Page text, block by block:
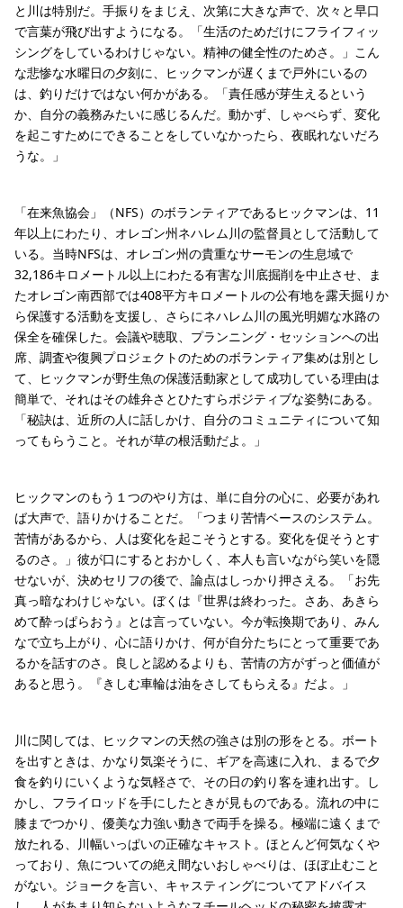
と川は特別だ。手振りをまじえ、次第に大きな声で、次々と早口
で言葉が飛び出すようになる。「生活のためだけにフライフィッ
シングをしているわけじゃない。精神の健全性のためさ。」こん
な悲惨な水曜日の夕刻に、ヒックマンが遅くまで戸外にいるの
は、釣りだけではない何かがある。「責任感が芽生えるという
か、自分の義務みたいに感じるんだ。動かず、しゃべらず、変化
を起こすためにできることをしていなかったら、夜眠れないだろ
うな。」
「在来魚協会」（NFS）のボランティアであるヒックマンは、11
年以上にわたり、オレゴン州ネハレム川の監督員として活動して
いる。当時NFSは、オレゴン州の貴重なサーモンの生息域で
32,186キロメートル以上にわたる有害な川底掘削を中止させ、ま
たオレゴン南西部では408平方キロメートルの公有地を露天掘りか
ら保護する活動を支援し、さらにネハレム川の風光明媚な水路の
保全を確保した。会議や聴取、プランニング・セッションへの出
席、調査や復興プロジェクトのためのボランティア集めは別とし
て、ヒックマンが野生魚の保護活動家として成功している理由は
簡単で、それはその雄弁さとひたすらポジティブな姿勢にある。
「秘訣は、近所の人に話しかけ、自分のコミュニティについて知
ってもらうこと。それが草の根活動だよ。」
ヒックマンのもう１つのやり方は、単に自分の心に、必要があれ
ば大声で、語りかけることだ。「つまり苦情ベースのシステム。
苦情があるから、人は変化を起こそうとする。変化を促そうとす
るのさ。」彼が口にするとおかしく、本人も言いながら笑いを隠
せないが、決めセリフの後で、論点はしっかり押さえる。「お先
真っ暗なわけじゃない。ぼくは『世界は終わった。さあ、あきら
めて酔っぱらおう』とは言っていない。今が転換期であり、みん
なで立ち上がり、心に語りかけ、何が自分たちにとって重要であ
るかを話すのさ。良しと認めるよりも、苦情の方がずっと価値が
あると思う。『きしむ車輪は油をさしてもらえる』だよ。」
川に関しては、ヒックマンの天然の強さは別の形をとる。ボート
を出すときは、かなり気楽そうに、ギアを高速に入れ、まるで夕
食を釣りにいくような気軽さで、その日の釣り客を連れ出す。し
かし、フライロッドを手にしたときが見ものである。流れの中に
膝までつかり、優美な力強い動きで両手を操る。極端に遠くまで
放たれる、川幅いっぱいの正確なキャスト。ほとんど何気なくや
っており、魚についての絶え間ないおしゃべりは、ほぼ止むこと
がない。ジョークを言い、キャスティングについてアドバイス